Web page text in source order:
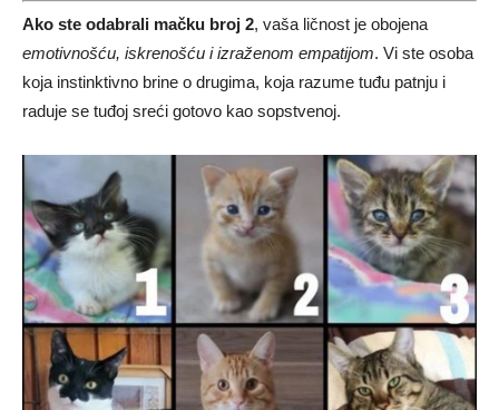
Ako ste odabrali mačku broj 2, vaša ličnost je obojena
emotivnošću, iskrenošću i izraženom empatijom. Vi ste osoba
koja instinktivno brine o drugima, koja razume tuđu patnju i
raduje se tuđoj sreći gotovo kao sopstvenoj.